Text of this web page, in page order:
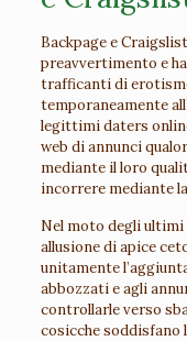
Backpage e
preavvertimento e
trafficanti di
temporaneamente
legittimi daters
web di annunci
mediante il loro
incorrere mediante
Nel moto degli
allusione di apice
unitamente
abbozzati e agli
controllarle verso
cosicche soddisfano